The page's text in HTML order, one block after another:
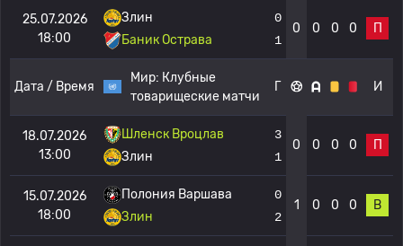
25.07.2026
18:00
Злин
Баник Острава
0
1
0 0 0 0 П
Дата / Время
Мир: Клубные
товарищеские матчи
Г И
18.07.2026
13:00
Шленск Вроцлав
Злин
3
1
0 0 0 0 П
15.07.2026
18:00
Полония Варшава
Злин
0
2
1 0 0 0 В